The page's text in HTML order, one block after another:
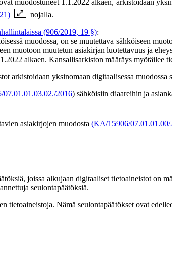
muodostuneet 1.1.2022 alkaen, arkistoidaan
nojalla.
(906/2019, 19 §):
muodossa, on se muutettava sähköiseen
muotoon muutetun asiakirjan luotettavuus ja
alkaen. Kansallisarkiston määräys myötäilee
arkistoidaan yksinomaan digitaalisessa
07.01.01.03.02./2016) sähköisiin diaareihin ja
asiakirjojen muodosta (KA/15906/07.01.01.00/
joissa alkujaan digitaaliset tietoaineistot on
seulontapäätöksiä.
tietoaineistoja. Nämä seulontapäätökset ovat